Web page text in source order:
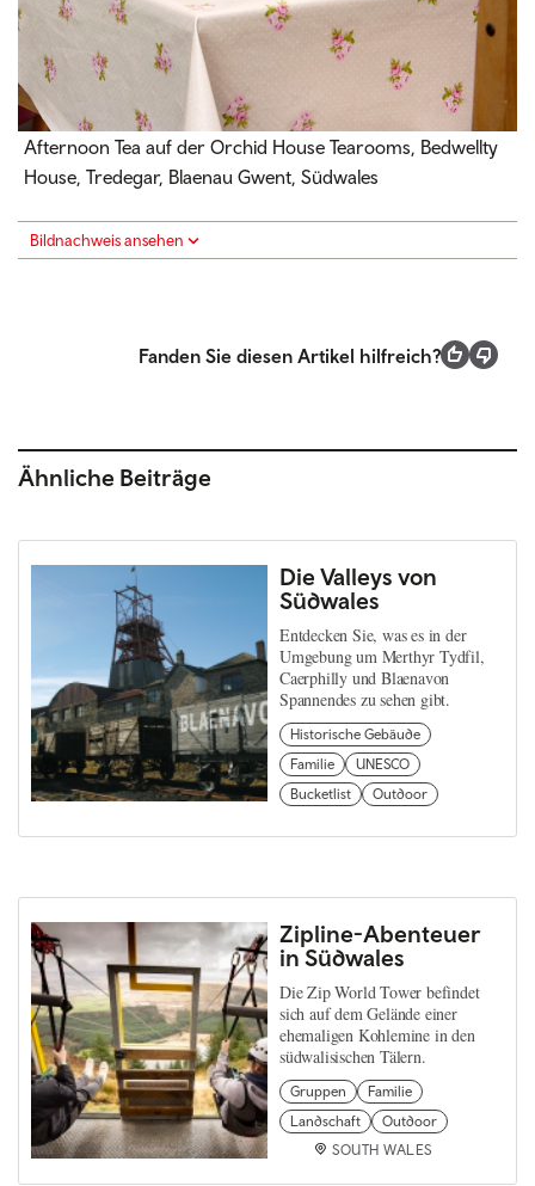
Afternoon Tea auf der Orchid House Tearooms, Bedwellty
House, Tredegar, Blaenau Gwent, Südwales
Bildnachweis ansehen
Fanden Sie diesen Artikel hilfreich?
Ähnliche Beiträge
Die Valleys von
Südwales
Entdecken Sie, was es in der
Umgebung um Merthyr Tydfil,
Caerphilly und Blaenavon
Spannendes zu sehen gibt.
Historische Gebäude
Familie
UNESCO
Bucketlist
Outdoor
Zipline-Abenteuer
in Südwales
Die Zip World Tower befindet
sich auf dem Gelände einer
ehemaligen Kohlemine in den
südwalisischen Tälern.
Gruppen
Familie
Landschaft
Outdoor
SOUTH WALES